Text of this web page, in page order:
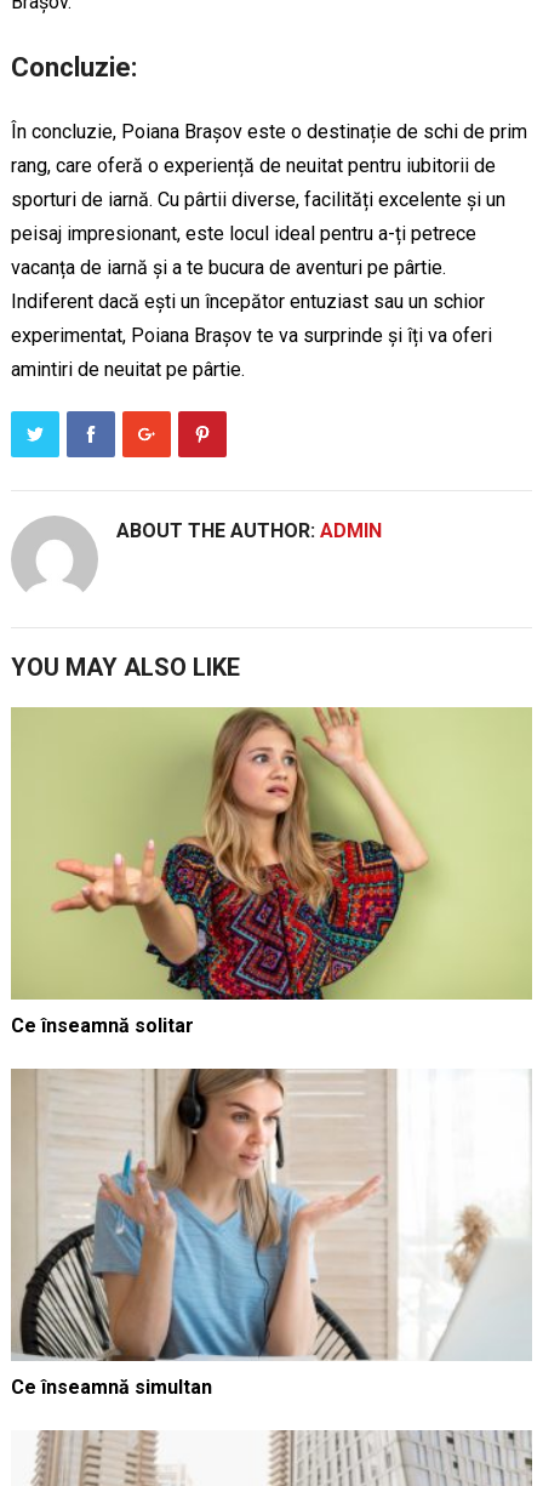
Concluzie:
În concluzie, Poiana Brașov este o destinație de schi de prim
rang, care oferă o experiență de neuitat pentru iubitorii de
sporturi de iarnă. Cu pârtii diverse, facilități excelente și un
peisaj impresionant, este locul ideal pentru a-ți petrece
vacanța de iarnă și a te bucura de aventuri pe pârtie.
Indiferent dacă ești un începător entuziast sau un schior
experimentat, Poiana Brașov te va surprinde și îți va oferi
amintiri de neuitat pe pârtie.
ABOUT THE AUTHOR: ADMIN
YOU MAY ALSO LIKE
Ce înseamnă solitar
Ce înseamnă simultan